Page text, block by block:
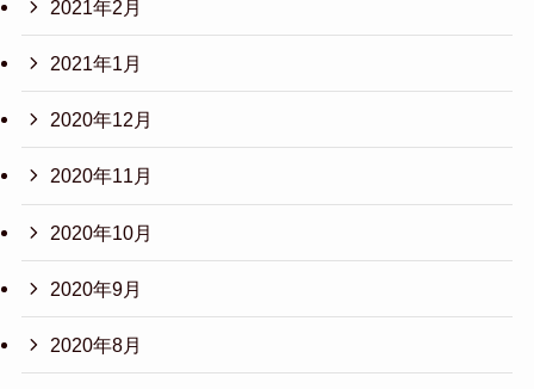
2021年2月
2021年1月
2020年12月
2020年11月
2020年10月
2020年9月
2020年8月